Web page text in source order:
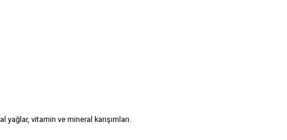
vitamin ve mineral karışımları.